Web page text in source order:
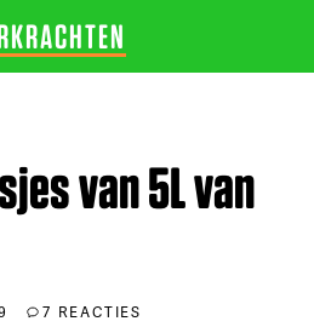
van 5L van
7 REACTIES